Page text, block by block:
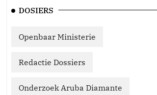
DOSIERS
Openbaar Ministerie
Redactie Dossiers
Onderzoek Aruba Diamante